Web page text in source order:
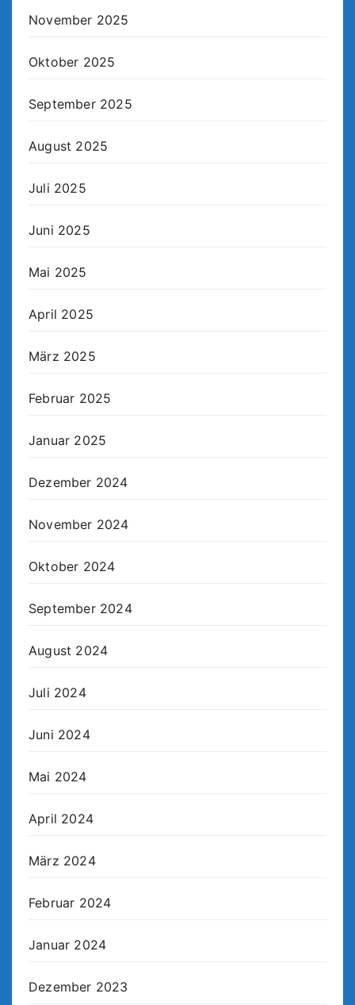
November 2025
Oktober 2025
September 2025
August 2025
Juli 2025
Juni 2025
Mai 2025
April 2025
März 2025
Februar 2025
Januar 2025
Dezember 2024
November 2024
Oktober 2024
September 2024
August 2024
Juli 2024
Juni 2024
Mai 2024
April 2024
März 2024
Februar 2024
Januar 2024
Dezember 2023